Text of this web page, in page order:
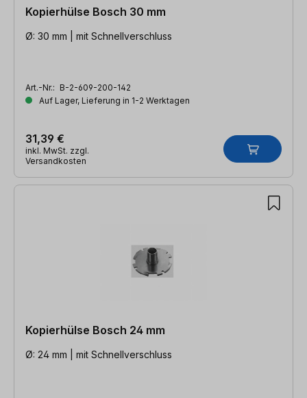
Kopierhülse Bosch 30 mm
Ø: 30 mm | mit Schnellverschluss
Art.-Nr.: B-2-609-200-142
Auf Lager, Lieferung in 1-2 Werktagen
31,39 €
inkl. MwSt. zzgl.
Versandkosten
Kopierhülse Bosch 24 mm
Ø: 24 mm | mit Schnellverschluss